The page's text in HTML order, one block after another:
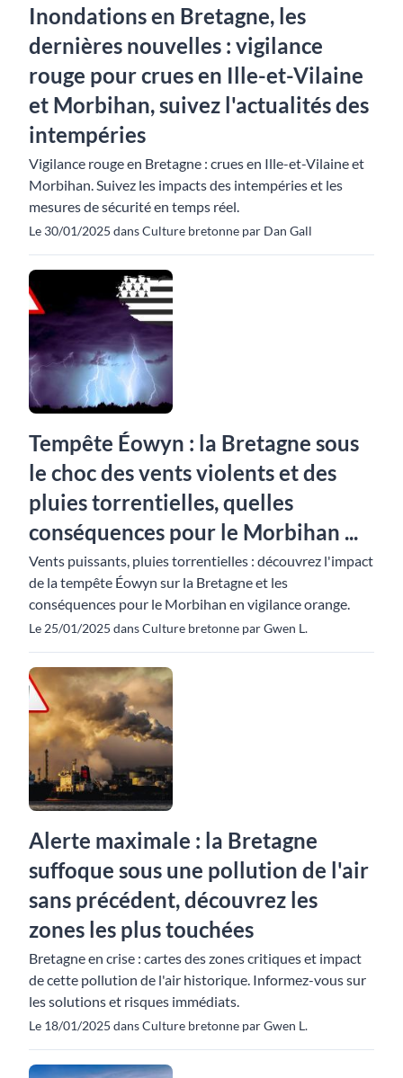
Inondations en Bretagne, les
dernières nouvelles : vigilance
rouge pour crues en Ille-et-Vilaine
et Morbihan, suivez l'actualités des
intempéries
Vigilance rouge en Bretagne : crues en Ille-et-Vilaine et
Morbihan. Suivez les impacts des intempéries et les
mesures de sécurité en temps réel.
Le 30/01/2025 dans Culture bretonne par Dan Gall
Tempête Éowyn : la Bretagne sous
le choc des vents violents et des
pluies torrentielles, quelles
conséquences pour le Morbihan ...
Vents puissants, pluies torrentielles : découvrez l'impact
de la tempête Éowyn sur la Bretagne et les
conséquences pour le Morbihan en vigilance orange.
Le 25/01/2025 dans Culture bretonne par Gwen L.
Alerte maximale : la Bretagne
suffoque sous une pollution de l'air
sans précédent, découvrez les
zones les plus touchées
Bretagne en crise : cartes des zones critiques et impact
de cette pollution de l'air historique. Informez-vous sur
les solutions et risques immédiats.
Le 18/01/2025 dans Culture bretonne par Gwen L.